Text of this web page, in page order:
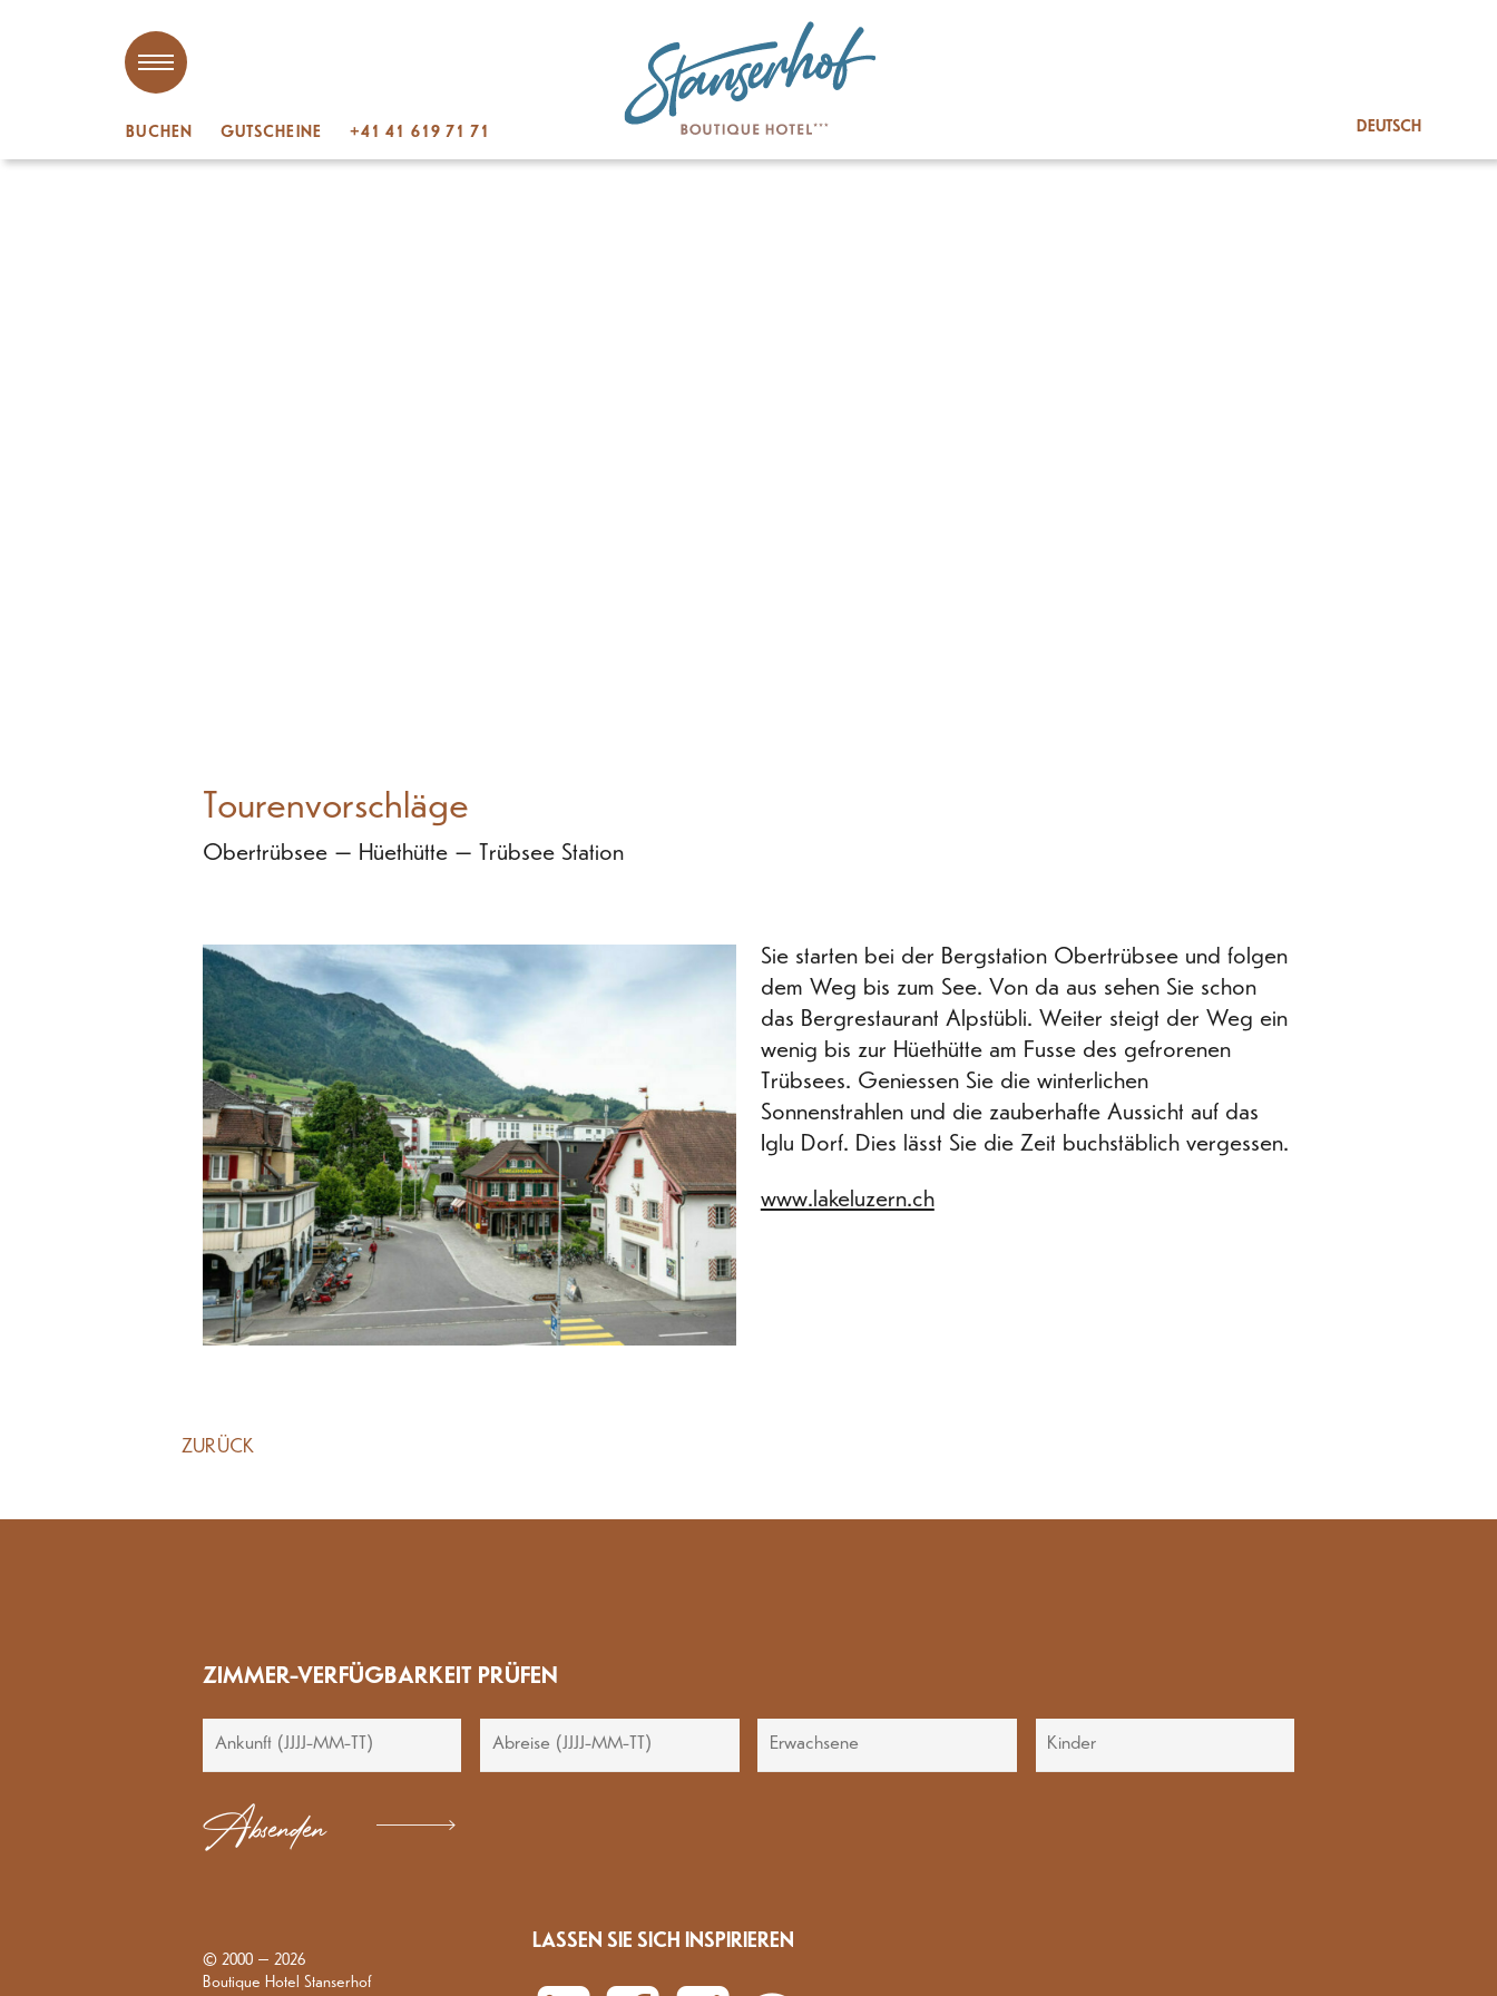
BUCHEN GUTSCHEINE +41 41 619 71 71 DEUTSCH
Tourenvorschläge
Obertrübsee – Hüethütte – Trübsee Station
Sie starten bei der Bergstation Obertrübsee und folgen
dem Weg bis zum See. Von da aus sehen Sie schon
das Bergrestaurant Alpstübli. Weiter steigt der Weg ein
wenig bis zur Hüethütte am Fusse des gefrorenen
Trübsees. Geniessen Sie die winterlichen
Sonnenstrahlen und die zauberhafte Aussicht auf das
Iglu Dorf. Dies lässt Sie die Zeit buchstäblich vergessen.
www.lakeluzern.ch
ZURÜCK
ZIMMER-VERFÜGBARKEIT PRÜFEN
Absenden
© 2000 – 2026
Boutique Hotel Stanserhof
LASSEN SIE SICH INSPIRIEREN